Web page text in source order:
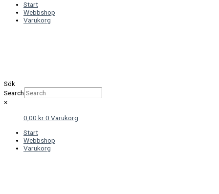
Start
Webbshop
Varukorg
Sök
Search
×
0,00 kr0 Varukorg
Start
Webbshop
Varukorg